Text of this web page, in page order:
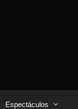
Espectáculos